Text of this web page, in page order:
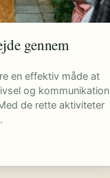
gennem
en effektiv måde at
og kommunikation
de rette aktiviteter